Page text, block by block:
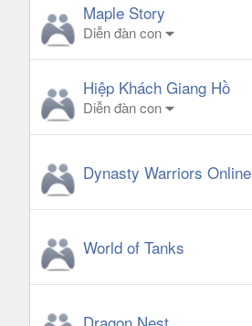
Maple Story
Diễn đàn con
Hiệp Khách Giang Hồ
Diễn đàn con
Dynasty Warriors Online
World of Tanks